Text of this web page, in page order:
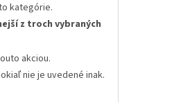
kategórie.
z troch vybraných
akciou.
nie je uvedené inak.